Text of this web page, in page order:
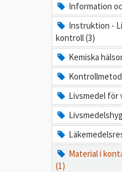
Information
Instruktion -
kontroll (3)
Kemiska
Livsmedel för
Material i
(1)